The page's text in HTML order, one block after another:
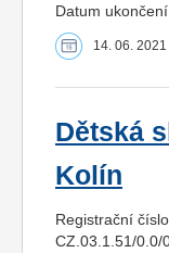
Datum
14. 06. 2021
Dětská
Kolín
Registrační
CZ.03.1.51/0.0/